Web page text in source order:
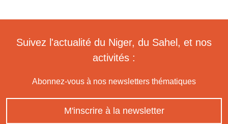
Suivez l'actualité du Niger, du Sahel, et nos
activités :
Abonnez-vous à nos newsletters thématiques
M'inscrire à la newsletter